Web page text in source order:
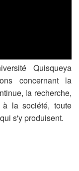
Quisqueya
concernant la
la recherche,
la société, toute
s'y produisent.